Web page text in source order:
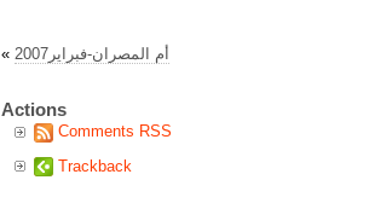
« أم المصران-فبراير2007
Actions
Comments RSS
Trackback